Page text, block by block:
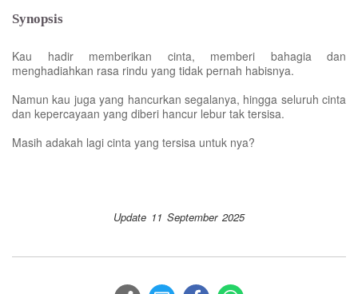
Synopsis
Kau hadir memberikan cinta, memberi bahagia dan
menghadiahkan rasa rindu yang tidak pernah habisnya.
Namun kau juga yang hancurkan segalanya, hingga seluruh cinta
dan kepercayaan yang diberi hancur lebur tak tersisa.
Masih adakah lagi cinta yang tersisa untuk nya?
Update 11 September 2025